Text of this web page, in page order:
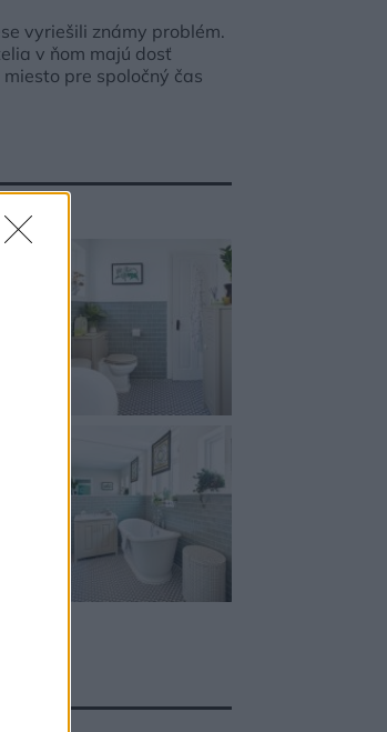
vyriešili známy problém.
v ňom majú dosť
pre spoločný čas